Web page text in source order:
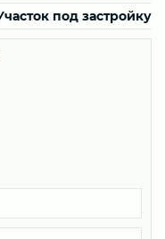
под застройку